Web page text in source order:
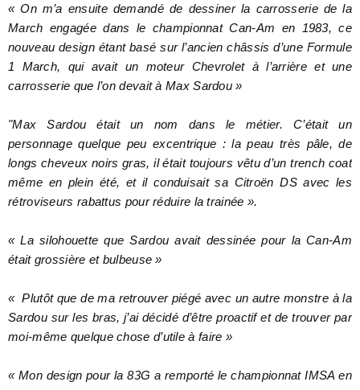
« On m’a ensuite demandé de dessiner la carrosserie de la
March engagée dans le championnat Can-Am en 1983, ce
nouveau design étant basé sur l’ancien châssis d’une Formule
1 March, qui avait un moteur Chevrolet à l’arrière et une
carrosserie que l’on devait à Max Sardou »
"Max Sardou était un nom dans le métier. C’était un
personnage quelque peu excentrique : la peau très pâle, de
longs cheveux noirs gras, il était toujours vêtu d’un trench coat
même en plein été, et il conduisait sa Citroën DS avec les
rétroviseurs rabattus pour réduire la trainée ».
« La silohouette que Sardou avait dessinée pour la Can-Am
était grossière et bulbeuse »
« Plutôt que de ma retrouver piégé avec un autre monstre à la
Sardou sur les bras, j’ai décidé d’être proactif et de trouver par
moi-même quelque chose d’utile à faire »
« Mon design pour la 83G a remporté le championnat IMSA en